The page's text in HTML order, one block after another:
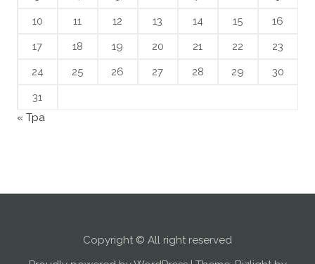
10
11 12 13 14 15
16
17
18 19 20 21 22
23
24
25 26 27 28 29
30
31
« Тра
Copyright © All right reserved